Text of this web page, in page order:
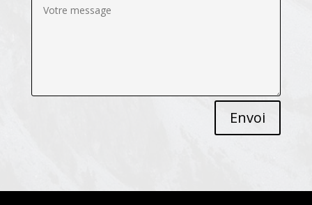
Envoi